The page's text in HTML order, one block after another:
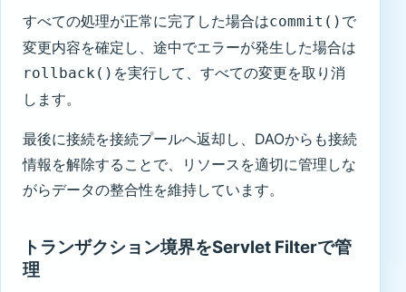
すべての処理が正常に完了した場合はcommit() で
変更内容を確定し、途中でエラーが発生した場合は
rollback() を実行して、すべての変更を取り消
します。
最後に接続を接続プールへ返却し、DAOからも接続
情報を解除することで、リソースを適切に管理しな
がらデータの整合性を維持しています。
トランザクション境界をServlet Filterで管
理